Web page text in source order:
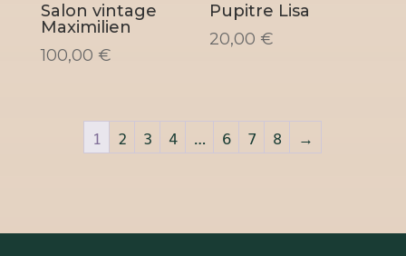
Salon vintage
Maximilien
100,00 €
Pupitre Lisa
20,00 €
1 2 3 4 … 6 7 8 →